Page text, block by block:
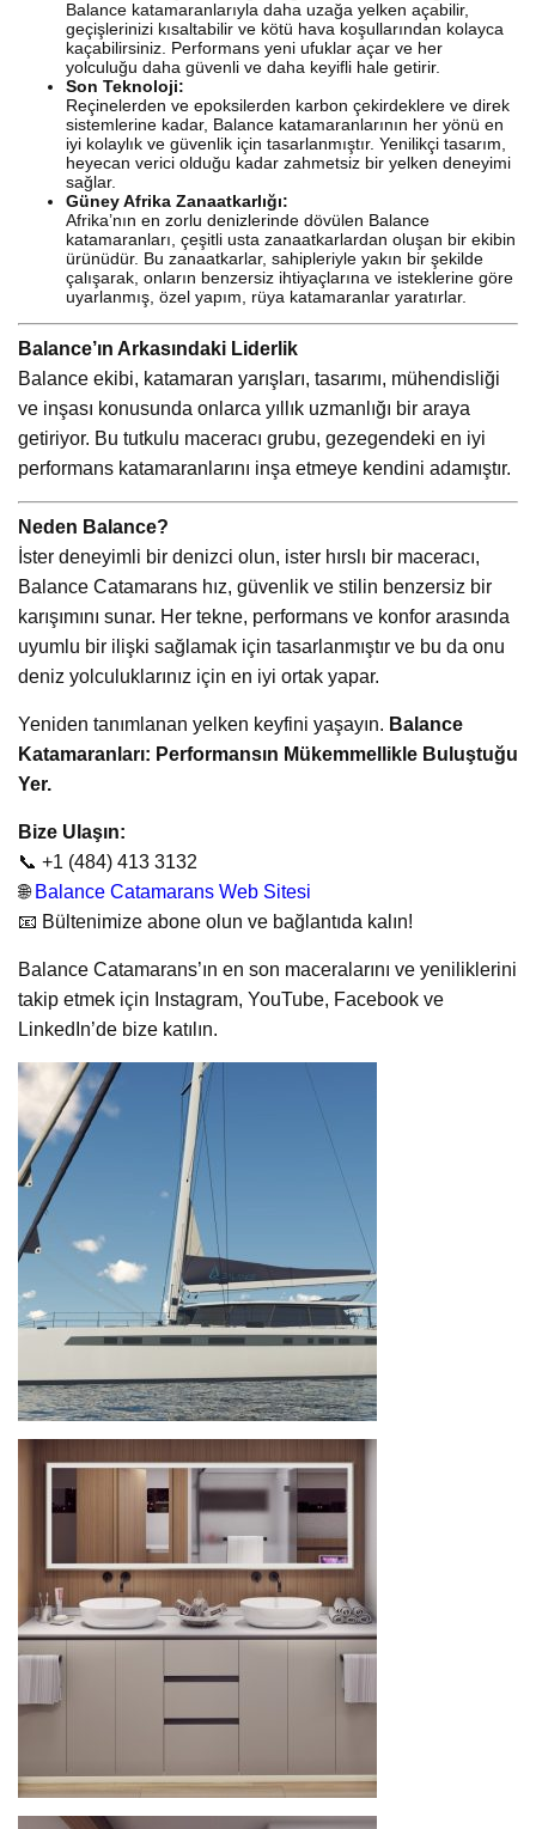
Balance katamaranlarıyla daha uzağa yelken açabilir,
geçişlerinizi kısaltabilir ve kötü hava koşullarından kolayca
kaçabilirsiniz. Performans yeni ufuklar açar ve her
yolculuğu daha güvenli ve daha keyifli hale getirir.
Son Teknoloji:
Reçinelerden ve epoksilerden karbon çekirdeklere ve direk
sistemlerine kadar, Balance katamaranlarının her yönü en
iyi kolaylık ve güvenlik için tasarlanmıştır. Yenilikçi tasarım,
heyecan verici olduğu kadar zahmetsiz bir yelken deneyimi
sağlar.
Güney Afrika Zanaatkarlığı:
Afrika’nın en zorlu denizlerinde dövülen Balance
katamaranları, çeşitli usta zanaatkarlardan oluşan bir ekibin
ürünüdür. Bu zanaatkarlar, sahipleriyle yakın bir şekilde
çalışarak, onların benzersiz ihtiyaçlarına ve isteklerine göre
uyarlanmış, özel yapım, rüya katamaranlar yaratırlar.
Balance’ın Arkasındaki Liderlik
Balance ekibi, katamaran yarışları, tasarımı, mühendisliği
ve inşası konusunda onlarca yıllık uzmanlığı bir araya
getiriyor. Bu tutkulu maceracı grubu, gezegendeki en iyi
performans katamaranlarını inşa etmeye kendini adamıştır.
Neden Balance?
İster deneyimli bir denizci olun, ister hırslı bir maceracı,
Balance Catamarans hız, güvenlik ve stilin benzersiz bir
karışımını sunar. Her tekne, performans ve konfor arasında
uyumlu bir ilişki sağlamak için tasarlanmıştır ve bu da onu
deniz yolculuklarınız için en iyi ortak yapar.
Yeniden tanımlanan yelken keyfini yaşayın. Balance
Katamaranları: Performansın Mükemmellikle Buluştuğu
Yer.
Bize Ulaşın:
📞 +1 (484) 413 3132
🌐 Balance Catamarans Web Sitesi
📧 Bültenimize abone olun ve bağlantıda kalın!
Balance Catamarans’ın en son maceralarını ve yeniliklerini
takip etmek için Instagram, YouTube, Facebook ve
LinkedIn’de bize katılın.